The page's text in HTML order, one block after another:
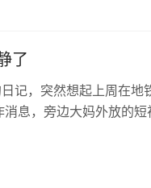
了
记，突然想起上周在地
息，旁边大妈外放的